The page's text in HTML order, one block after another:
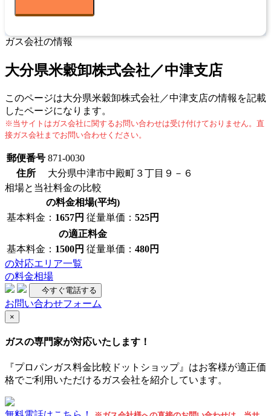
ガス会社の情報
大分県米穀卸株式会社／中津支店
このページは大分県米穀卸株式会社／中津支店の情報を記載
したページになります。
※当サイトはガス会社に関するお問い合わせは受け付けておりません。直
接ガス会社までお問い合わせください。
郵便番号 871-0030
住所
大分県中津市中殿町３丁目９－６
相場と当社料金の比較
の料金相場(平均)
基本料金： 1657円 従量単価： 525円
の適正料金
基本料金： 1500円 従量単価： 480円
の対応エリア一覧
の料金相場
今すぐ電話する
お問い合わせフォーム
×
ガスの専門家が対応いたします！
『プロパンガス料金比較ドットショップ』はお客様が適正価
格でご利用いただけるガス会社を紹介しています。